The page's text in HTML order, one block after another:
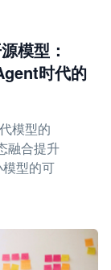
模型：
时代的
模型的
融合提升
型的可